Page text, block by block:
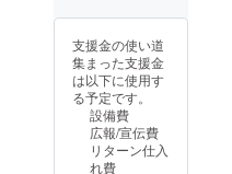
神零オ
リジナ
ルグッ
ズ カ
ムイ
バース
キャラ
クター
記され
ます。
商品開
封前に
は必ず
お届け
のリ
ターン
に貼付
み）純
メージ
した
NFT、
購入の
証
NFT保
有特
として
す 初め
の100本
の価値
を究極
に高め
たお品
となり
への協
として
残せま
す 初め
の100本
の価値
を究極
に高め
カムイ
の各国
販売後
のリア
ルイベ
ント
ユー
ザー主
支援金の使い道
集まった支援金
は以下に使用す
る予定です。
設備費
広報/宣伝費
リターン仕入
れ費